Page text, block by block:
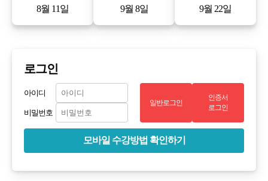
8월 11일 9월 8일 9월 22일
로그인
아이디
비밀번호
일반로그인
인증서
로그인
모바일 수강방법 확인하기